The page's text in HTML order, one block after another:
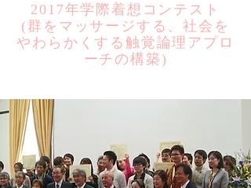
2017年学際着想コンテスト
​(群をマッサージする、社会を
やわらかくする触覚論理アプロ
ーチの構築)